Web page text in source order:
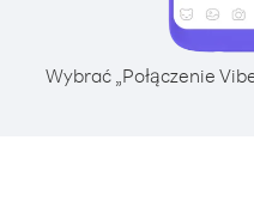
Wybrać „Połączenie